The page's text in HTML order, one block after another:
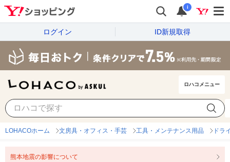
i
ログイン ID新規取得
ロハコメニュー
LOHACOホーム 文房具・オフィス・手芸 工具・メンテナンス用品 ドラ
熊本地震の影響について